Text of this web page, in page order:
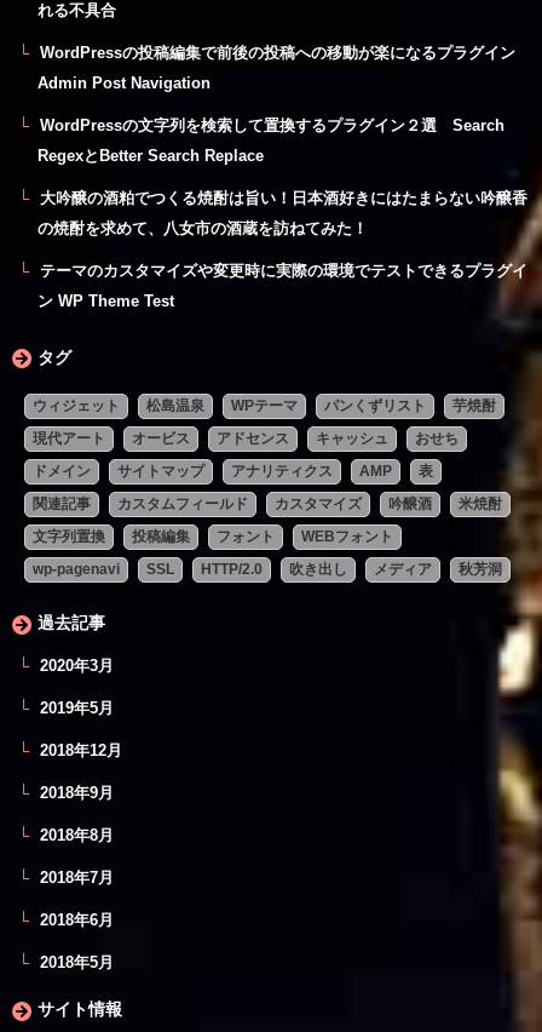
れる不具合
WordPressの投稿編集で前後の投稿への移動が楽になるプラグイン
Admin Post Navigation
WordPressの文字列を検索して置換するプラグイン２選 Search
RegexとBetter Search Replace
大吟醸の酒粕でつくる焼酎は旨い！日本酒好きにはたまらない吟醸香
の焼酎を求めて、八女市の酒蔵を訪ねてみた！
テーマのカスタマイズや変更時に実際の環境でテストできるプラグイ
ン WP Theme Test
タグ
ウィジェット 松島温泉 WPテーマ パンくずリスト
芋焼酎
現代アート
オービス アドセンス キャッシュ
おせち
ドメイン
サイトマップ アナリティクス AMP
表
関連記事
カスタムフィールド カスタマイズ 吟醸酒
米焼酎
文字列置換
投稿編集 フォント
WEBフォント
wp-pagenavi
SSL HTTP/2.0 吹き出し メディア 秋芳洞
過去記事
2020年3月
2019年5月
2018年12月
2018年9月
2018年8月
2018年7月
2018年6月
2018年5月
サイト情報